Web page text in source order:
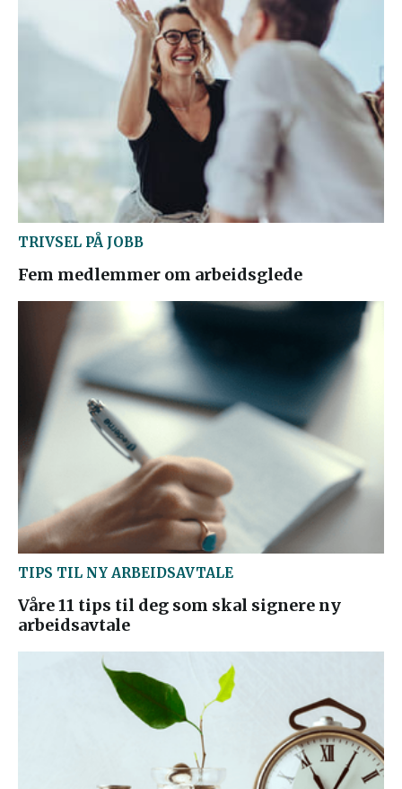
TRIVSEL PÅ JOBB
Fem medlemmer om arbeidsglede
TIPS TIL NY ARBEIDSAVTALE
Våre 11 tips til deg som skal signere ny
arbeidsavtale